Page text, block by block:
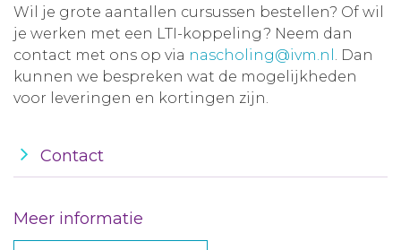
Wil je grote aantallen cursussen bestellen? Of wil
je werken met een LTI-koppeling? Neem dan
contact met ons op via nascholing@ivm.nl . Dan
kunnen we bespreken wat de mogelijkheden
voor leveringen en kortingen zijn.
Contact
Meer informatie